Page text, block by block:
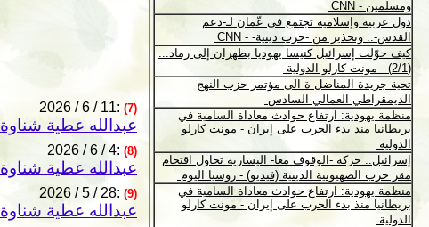
2026 / 6 / 11: (7)
عبدالله عطية شناوة
2026 / 6 / 4: (8)
عبدالله عطية شناوة
2026 / 5 / 28: (9)
عبدالله عطية شناوة